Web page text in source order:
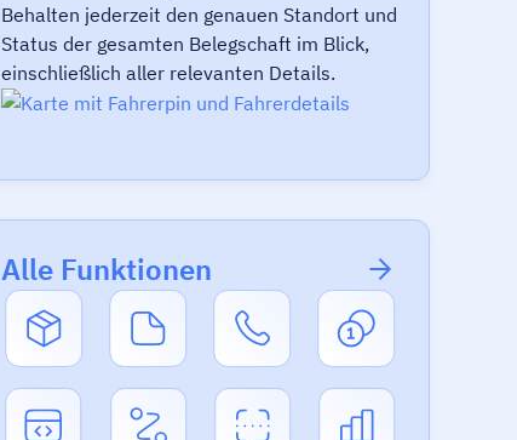
Behalten jederzeit den genauen Standort und
Status der gesamten Belegschaft im Blick,
einschließlich aller relevanten Details.
Alle Funktionen